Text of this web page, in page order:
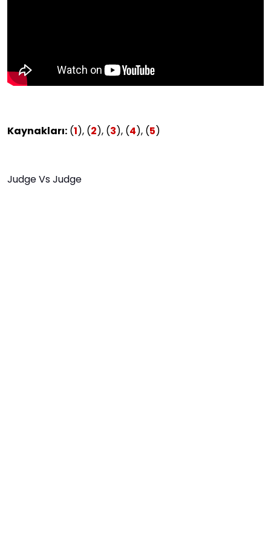
Kaynakları: (1), (2), (3), (4), (5)
Judge Vs Judge